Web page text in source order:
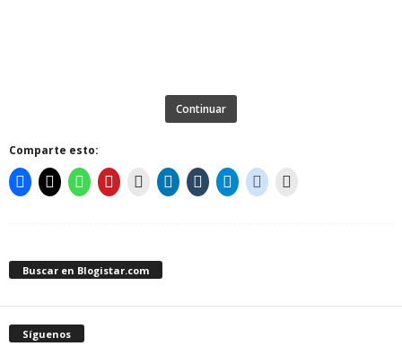
Continuar
Comparte esto:
Buscar en Blogistar.com
Síguenos